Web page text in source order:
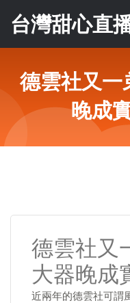
台灣甜心直
德雲社又一
晚成
德雲社又
大器晚成
近兩年的德雲社可謂